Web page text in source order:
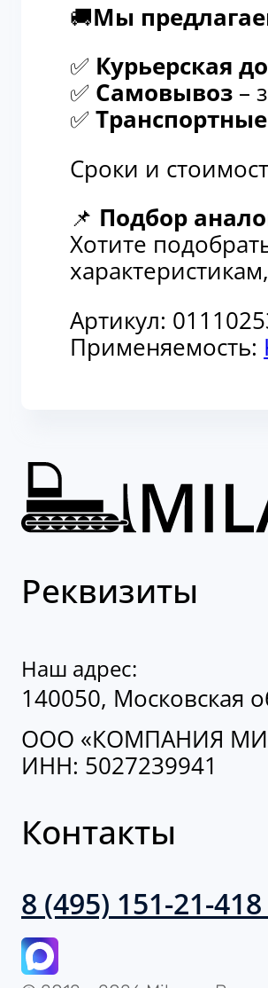
🚚Мы
✅ Курьерская
✅ Самовывоз –
✅
Сроки и
📌 Подбор
Хотите
Артикул:
Применяемость:
Реквизиты
Наш адрес:
140050, Московская
ООО «КОМПАНИЯ
ИНН: 5027239941
Контакты
8 (495) 151-21-41